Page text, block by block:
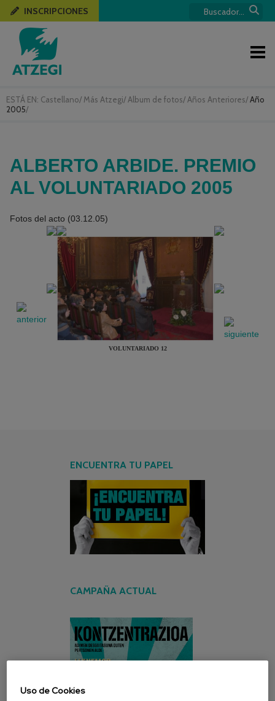
ESTÁ EN: Castellano/ Más Atzegi/ Album de fotos/ Años Anteriores/Año
2005/
INSCRIPCIONES
ALBERTO ARBIDE. PREMIO
AL VOLUNTARIADO 2005
Fotos del acto (03.12.05)
VOLUNTARIADO 12
ENCUENTRA TU PAPEL
CAMPAÑA ACTUAL
Uso de Cookies